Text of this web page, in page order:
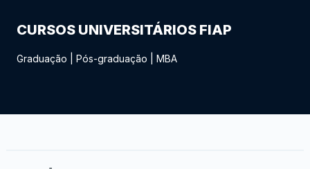
CURSOS UNIVERSITÁRIOS FIAP
Graduação Pós-graduação MBA